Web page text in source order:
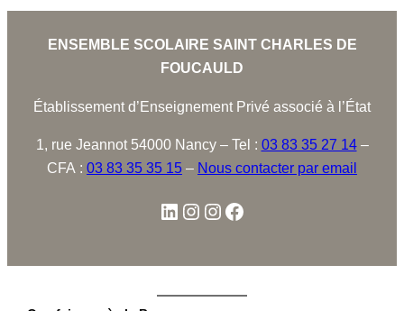
ENSEMBLE SCOLAIRE SAINT CHARLES DE
FOUCAULD
Établissement d’Enseignement Privé associé à l’État
1, rue Jeannot 54000 Nancy – Tel : 03 83 35 27 14–
CFA : 03 83 35 35 15 – Nous contacter par email